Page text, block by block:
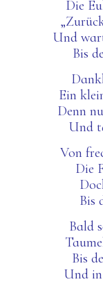
Die
Und
Bis
Dank
Ein
Denn
Und
Von
Die
Bis
Bald
Bis
Und